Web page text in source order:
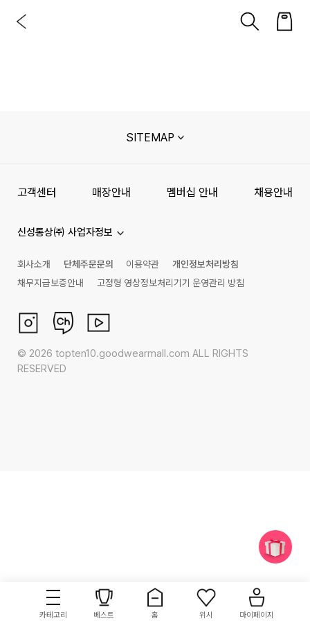
카테고리 베스트 홈 위시 마이페이지
SITEMAP
고객센터 매장안내 멤버십 안내 채용안내
신성통상㈜ 사업자정보
회사소개 단체주문문의 이용약관
개인정보처리방침
채무지급보증안내
고정형 영상정보처리기기 운영관리 방침
© 2026 topten10.goodwearmall.com ALL RIGHTS
RESERVED